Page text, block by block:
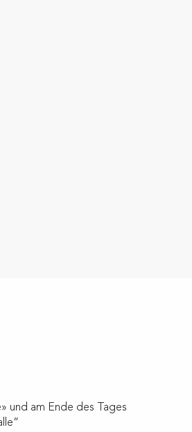
und am Ende des Tages